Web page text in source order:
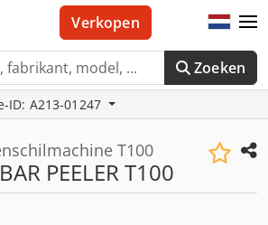
Zoeken
Verkopen
ID: A213-01247
T100
BAR PEELER T100